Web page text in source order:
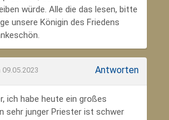
würde. Alle die das lesen, bitte
unsere Königin des Friedens
09.05.2023 Antworten
ich habe heute ein großes
sehr junger Priester ist schwer